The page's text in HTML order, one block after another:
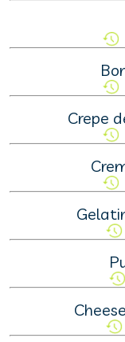
Crepe